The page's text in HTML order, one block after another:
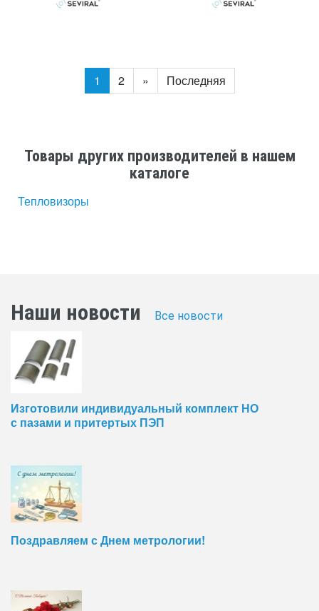
1 2 » Последняя
Товары других производителей в нашем
каталоге
Тепловизоры
Наши новости Все новости
Изготовили индивидуальный комплект НО
с пазами и притертых ПЭП
Поздравляем с Днем метрологии!